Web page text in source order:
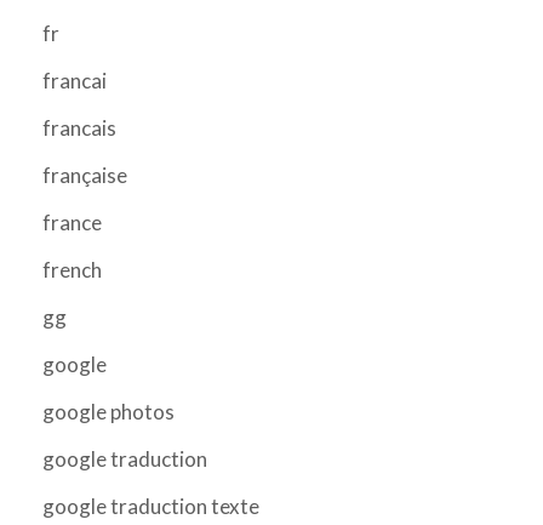
fr
francai
francais
française
france
french
gg
google
google photos
google traduction
google traduction texte